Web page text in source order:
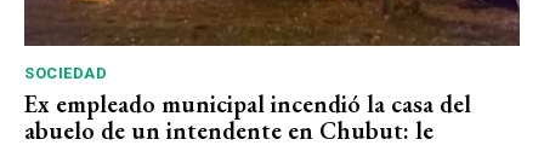
SOCIEDAD
Ex empleado municipal incendió la casa del
abuelo de un intendente en Chubut: le